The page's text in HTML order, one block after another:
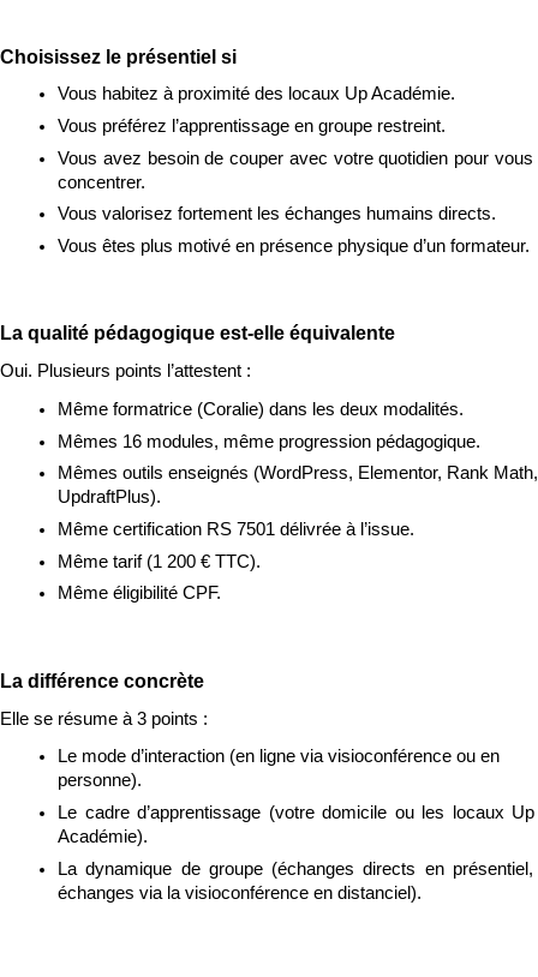
Choisissez le présentiel si
Vous habitez à proximité des locaux Up Académie.
Vous préférez l’apprentissage en groupe restreint.
Vous avez besoin de couper avec votre quotidien pour vous
concentrer.
Vous valorisez fortement les échanges humains directs.
Vous êtes plus motivé en présence physique d’un formateur.
La qualité pédagogique est-elle équivalente
Oui. Plusieurs points l’attestent :
Même formatrice (Coralie) dans les deux modalités.
Mêmes 16 modules, même progression pédagogique.
Mêmes outils enseignés (WordPress, Elementor, Rank Math,
UpdraftPlus).
Même certification RS 7501 délivrée à l’issue.
Même tarif (1 200 € TTC).
Même éligibilité CPF.
La différence concrète
Elle se résume à 3 points :
Le mode d’interaction (en ligne via visioconférence ou en
personne).
Le cadre d’apprentissage (votre domicile ou les locaux Up
Académie).
La dynamique de groupe (échanges directs en présentiel,
échanges via la visioconférence en distanciel).